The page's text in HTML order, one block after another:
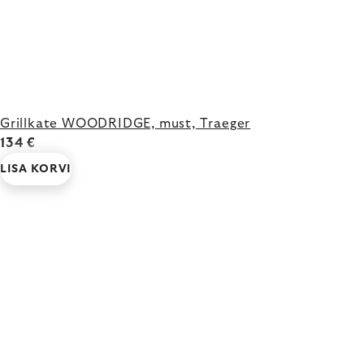
Grillkate WOODRIDGE, must, Traeger
134 €
LISA KORVI